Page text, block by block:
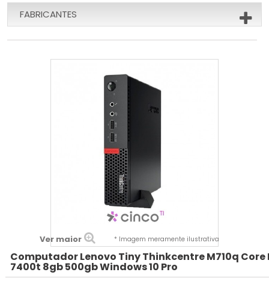
FABRICANTES
Ver maior * Imagem meramente ilustrativa
Computador Lenovo Tiny Thinkcentre M710q Core
7400t 8gb 500gb Windows 10 Pro